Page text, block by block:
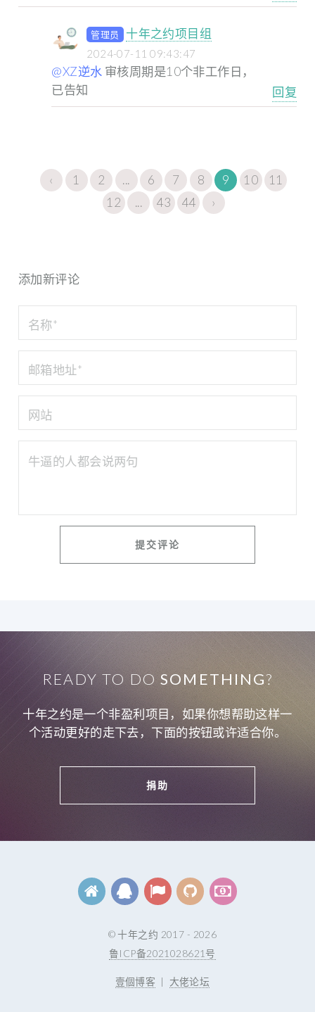
管理员 十年之约项目组
2024-07-11 09:43:47
@XZ逆水 审核周期是10个非工作日，
已告知
回复
‹ 1 2 ... 6 7 8 9 10
11
12
... 43 44 ›
添加新评论
READY TO DOSOMETHING?
十年之约是一个非盈利项目，如果你想帮助这样一
个活动更好的走下去，下面的按钮或许适合你。
捐助
© 十年之约 2017 - 2026
鲁ICP备2021028621号
壹個博客 | 大佬论坛